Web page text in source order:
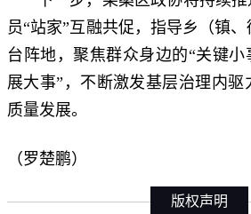
员“站家”互融共促，指导乡（镇
台阵地，聚焦群众身边的“关键小
展大事”，不断激发基层治理内驱
质量发展。
（罗楚鹏）
版权声明